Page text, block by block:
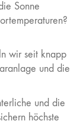
Sonne
wir seit knapp
und die
und die
höchste